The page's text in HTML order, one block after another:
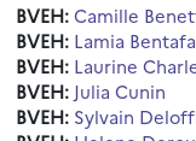
BVEH:Camille
BVEH: Lamia
BVEH: Laurine
BVEH: Julia Cunin
BVEH: Sylvain